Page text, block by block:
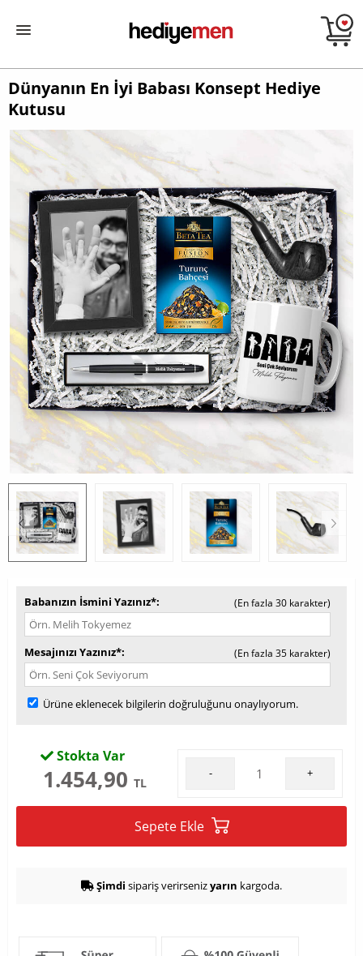
Dünyanın En İyi Babası Konsept Hediye
Kutusu
Babanızın İsmini Yazınız* (En fazla 30 karakter)
Mesajınızı Yazınız* (En fazla 35 karakter)
Ürüne eklenecek bilgilerin doğruluğunu onaylıyorum.
Stokta Var
1.454,90 TL
- +
Sepete Ekle
Şimdi sipariş verirsenizyarın kargoda.